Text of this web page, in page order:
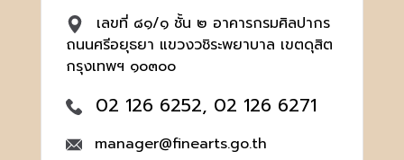
เลขที่ ๘๑/๑ ชั้น ๒ อาคารกรมศิลปากร
ถนนศรีอยุธยา แขวงวชิระพยาบาล เขตดุสิต
กรุงเทพฯ ๑๐๓๐๐
02 126 6252, 02 126 6271
manager@finearts.go.th